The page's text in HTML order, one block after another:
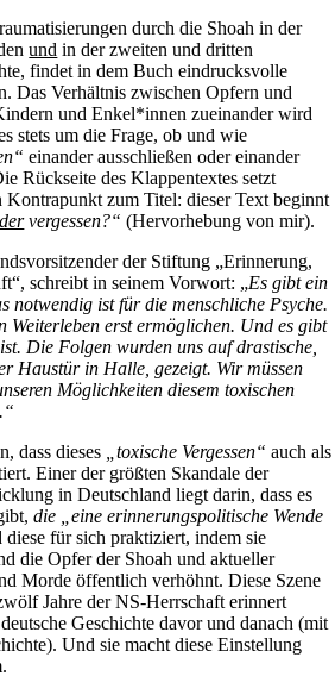
durch die Shoah in der
und in der zweiten und dritten
findet in dem Buch eindrucksvolle
Das Verhältnis zwischen Opfern und
und Enkel*innen zueinander wird
stets um die Frage, ob und wie
einander ausschließen oder einander
Rückseite des Klappentextes setzt
Kontrapunkt zum Titel: dieser Text beginnt
vergessen?“(Hervorhebung von mir).
der Stiftung „Erinnerung,
schreibt in seinem Vorwort: „Es gibt ein
notwendig ist für die menschliche Psyche.
Weiterleben erst ermöglichen. Und es gibt
Die Folgen wurden uns auf drastische,
Haustür in Halle, gezeigt. Wir müssen
Möglichkeiten diesem toxischen
dass dieses
„toxische Vergessen“ auch als
Einer der größten Skandale der
in Deutschland liegt darin, dass es
die „eine erinnerungspolitische Wende
diese für sich praktiziert, indem sie
die Opfer der Shoah und aktueller
Morde öffentlich verhöhnt. Diese Szene
Jahre der NS-Herrschaft erinnert
Geschichte davor und danach (mit
Und sie macht diese Einstellung